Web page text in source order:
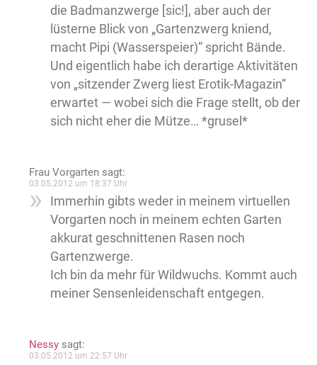
die Badmanzwerge [sic!], aber auch der
lüsterne Blick von „Gartenzwerg kniend,
macht Pipi (Wasserspeier)“ spricht Bände.
Und eigentlich habe ich derartige Aktivitäten
von „sitzender Zwerg liest Erotik-Magazin“
erwartet — wobei sich die Frage stellt, ob der
sich nicht eher die Mütze… *grusel*
Frau Vorgarten sagt:
03.05.2012 um 18:37 Uhr
Immerhin gibts weder in meinem virtuellen
Vorgarten noch in meinem echten Garten
akkurat geschnittenen Rasen noch
Gartenzwerge.
Ich bin da mehr für Wildwuchs. Kommt auch
meiner Sensenleidenschaft entgegen.
Nessy sagt:
03.05.2012 um 22:57 Uhr